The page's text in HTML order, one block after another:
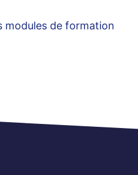
modules de formation